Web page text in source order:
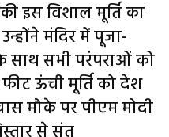
इस विशाल मूर्ति का
मंदिर में पूजा-
के साथ सभी परंपराओं को
ऊंची मूर्ति को देश
मौके पर पीएम मोदी